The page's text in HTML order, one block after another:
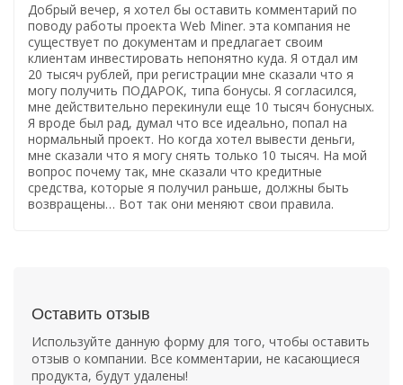
Добрый вечер, я хотел бы оставить комментарий по
поводу работы проекта Web Miner. эта компания не
существует по документам и предлагает своим
клиентам инвестировать непонятно куда. Я отдал им
20 тысяч рублей, при регистрации мне сказали что я
могу получить ПОДАРОК, типа бонусы. Я согласился,
мне действительно перекинули еще 10 тысяч бонусных.
Я вроде был рад, думал что все идеально, попал на
нормальный проект. Но когда хотел вывести деньги,
мне сказали что я могу снять только 10 тысяч. На мой
вопрос почему так, мне сказали что кредитные
средства, которые я получил раньше, должны быть
возвращены… Вот так они меняют свои правила.
Оставить отзыв
Используйте данную форму для того, чтобы оставить
отзыв о компании. Все комментарии, не касающиеся
продукта, будут удалены!